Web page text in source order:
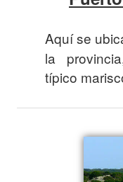
Aquí se
la
típico